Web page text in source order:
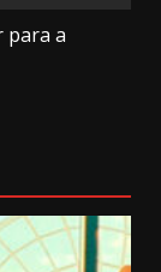
para a